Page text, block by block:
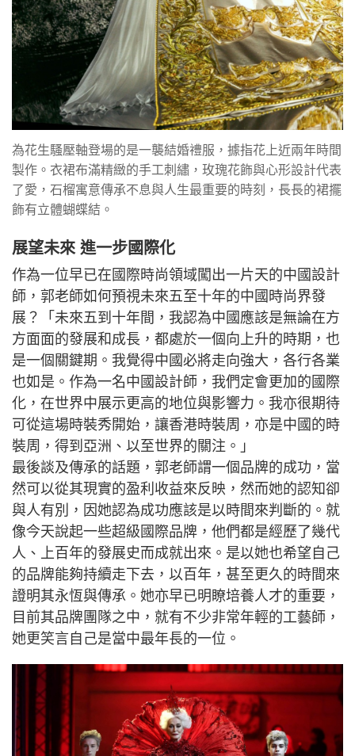
為花生騷壓軸登場的是一襲結婚禮服，據指花上近兩年時間
製作。衣裙布滿精緻的手工刺繡，玫瑰花飾與心形設計代表
了愛，石榴寓意傳承不息與人生最重要的時刻，長長的裙擺
飾有立體蝴蝶結。
展望未來 進一步國際化
作為一位早已在國際時尚領域闖出一片天的中國設計
師，郭老師如何預視未來五至十年的中國時尚界發
展？「未來五到十年間，我認為中國應該是無論在方
方面面的發展和成長，都處於一個向上升的時期，也
是一個關鍵期。我覺得中國必將走向強大，各行各業
也如是。作為一名中國設計師，我們定會更加的國際
化，在世界中展示更高的地位與影響力。我亦很期待
可從這場時裝秀開始，讓香港時裝周，亦是中國的時
裝周，得到亞洲、以至世界的關注。」
最後談及傳承的話題，郭老師謂一個品牌的成功，當
然可以從其現實的盈利收益來反映，然而她的認知卻
與人有別，因她認為成功應該是以時間來判斷的。就
像今天說起一些超級國際品牌，他們都是經歷了幾代
人、上百年的發展史而成就出來。是以她也希望自己
的品牌能夠持續走下去，以百年，甚至更久的時間來
證明其永恆與傳承。她亦早已明瞭培養人才的重要，
目前其品牌團隊之中，就有不少非常年輕的工藝師，
她更笑言自己是當中最年長的一位。